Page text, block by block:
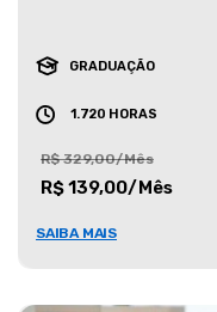
GRADUAÇÃO
1.720 HORAS
R$ 329,00/Mês
R$ 139,00/Mês
SAIBA MAIS